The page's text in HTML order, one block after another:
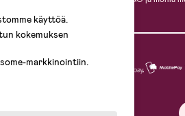
käyttöä.
kokemuksen
markkinointiin.